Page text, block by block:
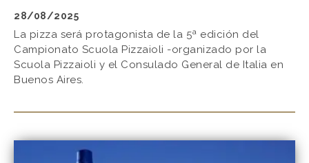
28/08/2025
La pizza será protagonista de la 5ª edición del
Campionato Scuola Pizzaioli -organizado por la
Scuola Pizzaioli y el Consulado General de Italia en
Buenos Aires.